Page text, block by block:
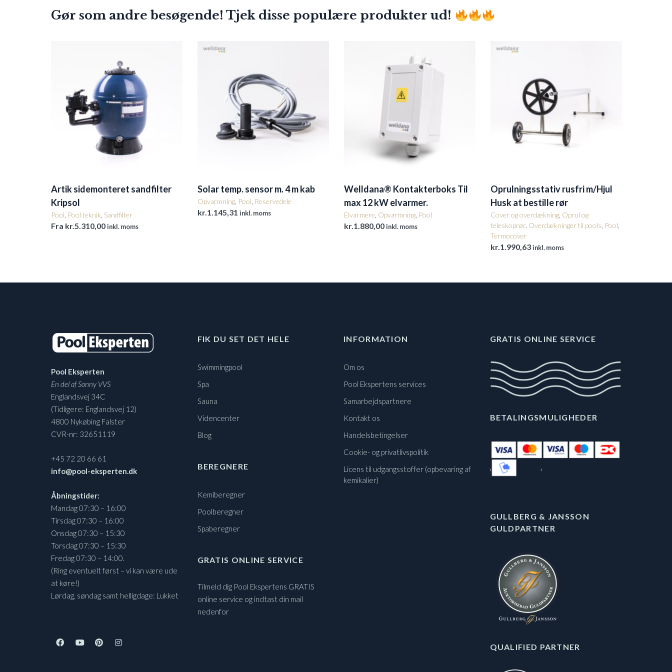
Gør som andre besøgende! Tjek disse populære produkter ud!
Artik sidemonteret sandfilter
Kripsol
Pool Pool teknik Sandfilter
Fra kr.5.310,00inkl. moms
Solar temp. sensor m. 4 m kab
Opvarmning Pool Reservedele
kr.1.145,31 inkl. moms
Welldana® Kontakterboks Til
max 12 kW elvarmer.
Elvarmere Opvarmning Pool
kr.1.880,00inkl. moms
Oprulningsstativ rusfri m/Hjul
Husk at bestille rør
Cover og overdækning Oprul og
teleskoprør Overdækninger til pools Pool
Termocover
kr.1.990,63inkl. moms
Pool Eksperten
En del af Sonny VVS
Englandsvej 34C
(Tidligere: Englandsvej 12)
4800 Nykøbing Falster
CVR-nr: 32651119
+45 72 20 66 61
info@pool-eksperten.dk
Åbningstider:
Mandag 07:30 – 16:00
Tirsdag 07:30 – 16:00
Onsdag 07:30 – 15:30
Torsdag 07:30 – 15:30
Fredag 07:30 – 14:00.
(Ring eventuelt først – vi kan være ude
at køre!)
Lørdag, søndag samt helligdage: Lukket
FIK DU SET DET HELE
Swimmingpool
Spa
Sauna
Videncenter
Blog
BEREGNERE
Kemiberegner
Poolberegner
Spaberegner
GRATIS ONLINE SERVICE
Tilmeld dig Pool Ekspertens GRATIS
online service og indtast din mail
nedenfor
INFORMATION
Om os
Pool Ekspertens services
Samarbejdspartnere
Kontakt os
Handelsbetingelser
Cookie- og privatlivspolitik
Licens til udgangsstoffer (opbevaring af
kemikalier)
GRATIS ONLINE SERVICE
BETALINGSMULIGHEDER
GULLBERG & JANSSON
GULDPARTNER
QUALIFIED PARTNER